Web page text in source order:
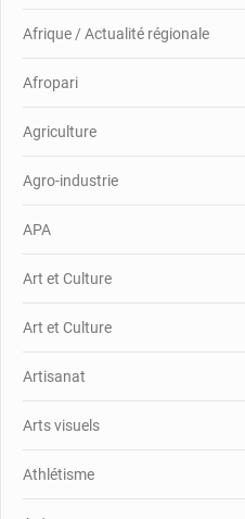
Afrique / Actualité régionale
Afropari
Agriculture
Agro-industrie
APA
Art et Culture
Art et Culture
Artisanat
Arts visuels
Athlétisme